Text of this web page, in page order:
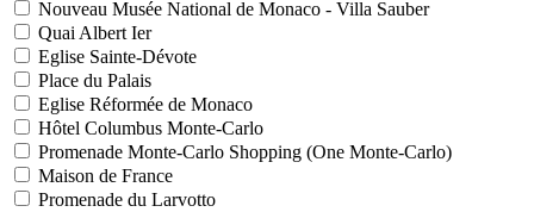
Nouveau Musée National de Monaco - Villa Sauber
Quai Albert Ier
Eglise Sainte-Dévote
Place du Palais
Eglise Réformée de Monaco
Hôtel Columbus Monte-Carlo
Promenade Monte-Carlo Shopping (One Monte-Carlo)
Maison de France
Promenade du Larvotto